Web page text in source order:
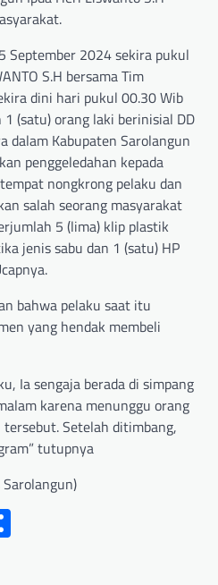
September 2024 sekira pukul
S.H bersama Tim
dini hari pukul 00.30 Wib
(satu) orang laki berinisial DD
dalam Kabupaten Sarolangun
penggeledahan kepada
nongkrong pelaku dan
salah seorang masyarakat
5 (lima) klip plastik
jenis sabu dan 1 (satu) HP
bahwa pelaku saat itu
yang hendak membeli
Ia sengaja berada di simpang
karena menunggu orang
Setelah ditimbang,
tutupnya